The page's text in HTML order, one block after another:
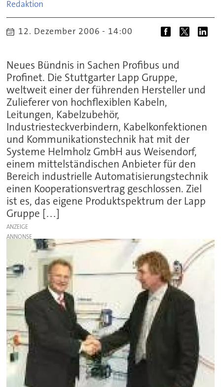
Redaktion
12. Dezember 2006 - 14:00
Neues Bündnis in Sachen Profibus und
Profinet. Die Stuttgarter Lapp Gruppe,
weltweit einer der führenden Hersteller und
Zulieferer von hochflexiblen Kabeln,
Leitungen, Kabelzubehör,
Industriesteckverbindern, Kabelkonfektionen
und Kommunikationstechnik hat mit der
Systeme Helmholz GmbH aus Weisendorf,
einem mittelständischen Anbieter für den
Bereich industrielle Automatisierungstechnik
einen Kooperationsvertrag geschlossen. Ziel
ist es, das eigene Produktspektrum der Lapp
Gruppe […]
ANZEIGE